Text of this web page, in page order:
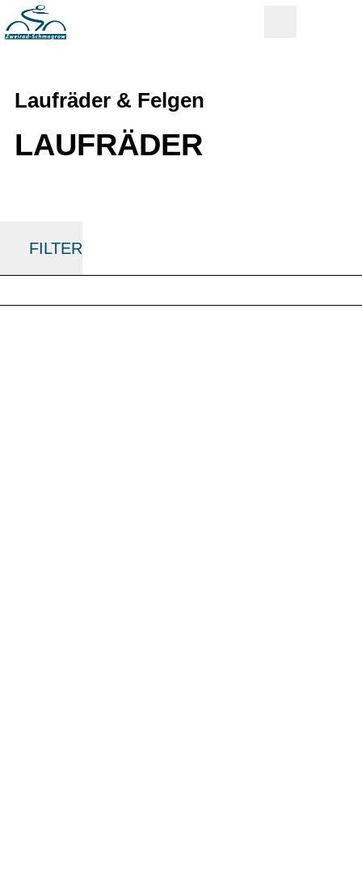
Laufräder & Felgen
LAUFRÄDER
FILTER